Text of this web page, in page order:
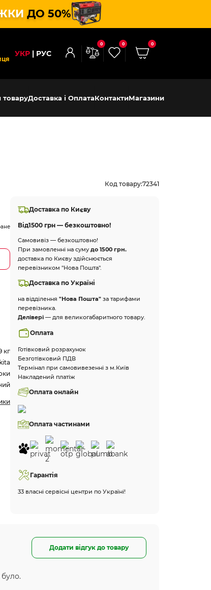
ДО 50%
УКР РУС
0 0 0
товаруДоставка і ОплатаКонтактиМагазини
Код товару:72341
кг
Доставка по Києву
Від1500 грн — безкоштовно!
Самовивіз — безкоштовно!
При замовленні на сумудо 1500 грн.
доставка по Києву здійснюється
перевізником "Нова Пошта".
Доставка по Україні
на відділення"Нова Пошта"за тарифами
перевізника.
Делівері — для великогабаритного товару.
Оплата
Готівковий розрахунок
Безготівковий ПДВ
Термінал при самовивезенні з м.Київ
Накладений платіж
Оплата онлайн
Оплата частинами
Гарантія
33 власні сервісні центри по Україні!
Додати відгук до товару